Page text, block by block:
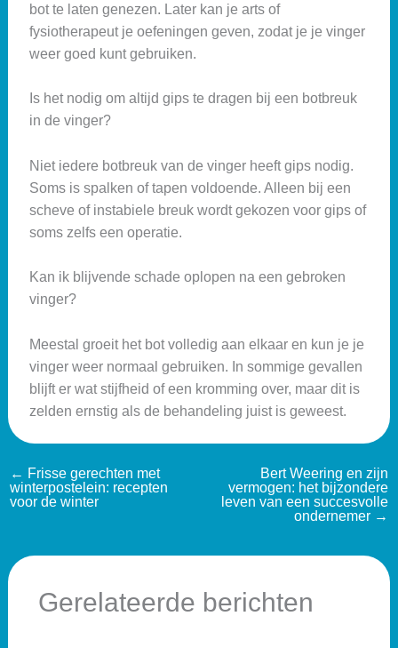
bot te laten genezen. Later kan je arts of
fysiotherapeut je oefeningen geven, zodat je je vinger
weer goed kunt gebruiken.
Is het nodig om altijd gips te dragen bij een botbreuk
in de vinger?
Niet iedere botbreuk van de vinger heeft gips nodig.
Soms is spalken of tapen voldoende. Alleen bij een
scheve of instabiele breuk wordt gekozen voor gips of
soms zelfs een operatie.
Kan ik blijvende schade oplopen na een gebroken
vinger?
Meestal groeit het bot volledig aan elkaar en kun je je
vinger weer normaal gebruiken. In sommige gevallen
blijft er wat stijfheid of een kromming over, maar dit is
zelden ernstig als de behandeling juist is geweest.
← Frisse gerechten met
winterpostelein: recepten
voor de winter
Bert Weering en zijn
vermogen: het bijzondere
leven van een succesvolle
ondernemer →
Gerelateerde berichten